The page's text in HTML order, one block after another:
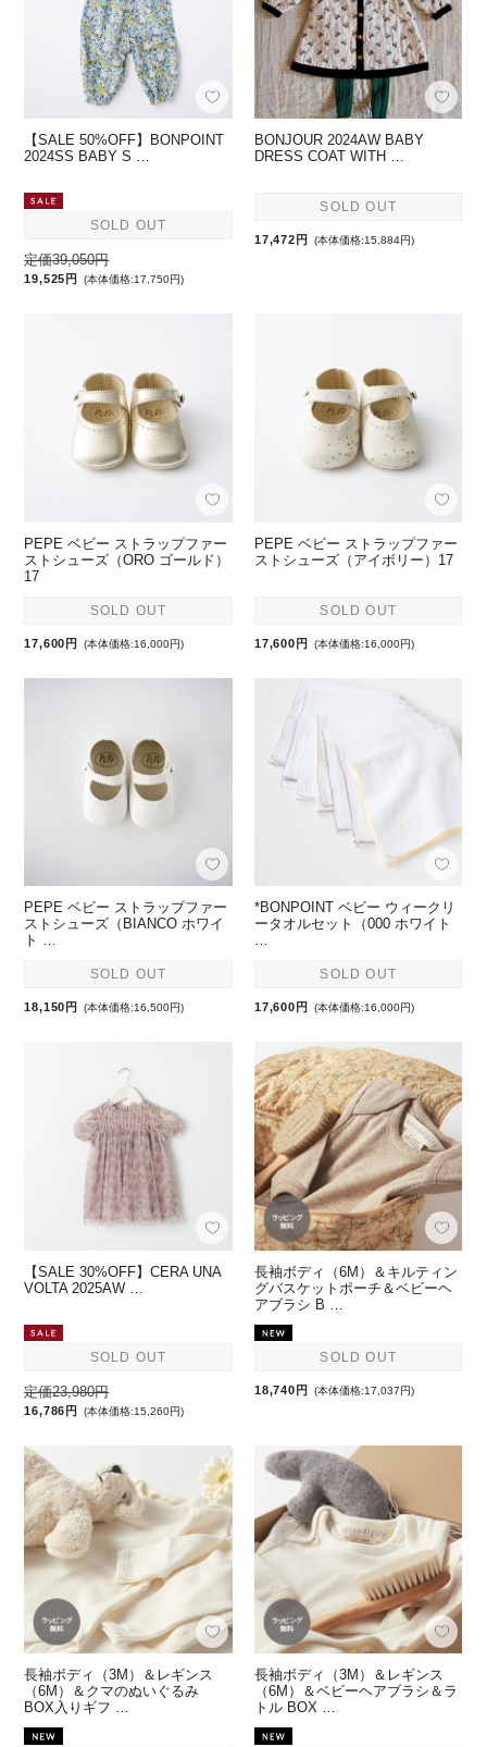
【SALE 50%OFF】BONPOINT
2024SS BABY S …
SOLD OUT
定価39,050円
19,525円 (本体価格:17,750円)
BONJOUR 2024AW BABY
DRESS COAT WITH …
SOLD OUT
17,472円 (本体価格:15,884円)
PEPE ベビー ストラップファー
ストシューズ（ORO ゴールド）
17
SOLD OUT
17,600円 (本体価格:16,000円)
PEPE ベビー ストラップファー
ストシューズ（アイボリー）17
SOLD OUT
17,600円 (本体価格:16,000円)
PEPE ベビー ストラップファー
ストシューズ（BIANCO ホワイ
ト …
SOLD OUT
18,150円 (本体価格:16,500円)
*BONPOINT ベビー ウィークリ
ータオルセット（000 ホワイト
…
SOLD OUT
17,600円 (本体価格:16,000円)
【SALE 30%OFF】CERA UNA
VOLTA 2025AW …
SOLD OUT
定価23,980円
16,786円 (本体価格:15,260円)
長袖ボディ（6M）＆キルティン
グバスケットポーチ＆ベビーヘ
アブラシ B …
SOLD OUT
18,740円 (本体価格:17,037円)
長袖ボディ（3M）＆レギンス
（6M）＆クマのぬいぐるみ
BOX入りギフ …
長袖ボディ（3M）＆レギンス
（6M）＆ベビーヘアブラシ＆ラ
トル BOX …